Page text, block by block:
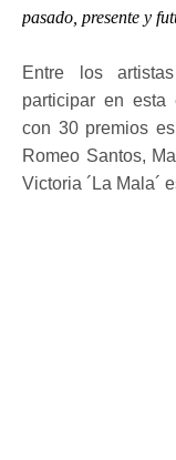
pasado, presente y
Entre los
participar en esta
con 30 premios
Romeo Santos,
Victoria ´La Mala´